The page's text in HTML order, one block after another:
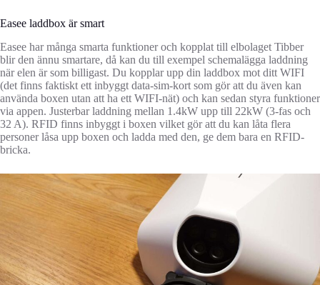
Easee laddbox är smart
Easee har många smarta funktioner och kopplat till elbolaget Tibber
blir den ännu smartare, då kan du till exempel schemalägga laddning
när elen är som billigast. Du kopplar upp din laddbox mot ditt WIFI
(det finns faktiskt ett inbyggt data-sim-kort som gör att du även kan
använda boxen utan att ha ett WIFI-nät) och kan sedan styra funktioner
via appen. Justerbar laddning mellan 1.4kW upp till 22kW (3-fas och
32 A). RFID finns inbyggt i boxen vilket gör att du kan låta flera
personer låsa upp boxen och ladda med den, ge dem bara en RFID-
bricka.